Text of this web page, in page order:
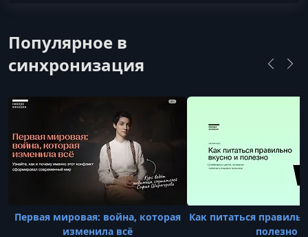
Популярное в
синхронизация
Первая мировая: война, которая
изменила всё
Как питаться
полезно